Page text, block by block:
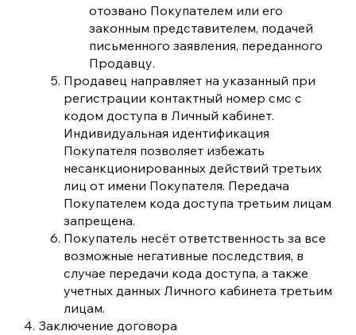
отозвано Покупателем или его
законным представителем, подачей
письменного заявления, переданного
Продавцу.
Продавец направляет на указанный при
регистрации контактный номер смс с
кодом доступа в Личный кабинет.
Индивидуальная идентификация
Покупателя позволяет избежать
несанкционированных действий третьих
лиц от имени Покупателя. Передача
Покупателем кода доступа третьим лицам
запрещена.
Покупатель несёт ответственность за все
возможные негативные последствия, в
случае передачи кода доступа, а также
учетных данных Личного кабинета третьим
лицам.
Заключение договора